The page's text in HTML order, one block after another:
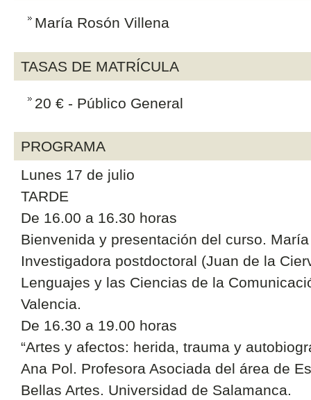
María Rosón Villena
TASAS DE MATRÍCULA
20 € - Público General
PROGRAMA
Lunes 17 de julio
TARDE
De 16.00 a 16.30 horas
Bienvenida y presentación del curso.
Investigadora postdoctoral (Juan de la
Lenguajes y las Ciencias de la
Valencia.
De 16.30 a 19.00 horas
“Artes y afectos: herida, trauma y
Ana Pol. Profesora Asociada del área de
Bellas Artes. Universidad de Salamanca.